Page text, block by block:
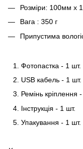
Розміри: 100мм x
Вага : 350 г
Припустима
Фотопастка - 1 шт.
USB кабель - 1 шт.
Ремінь кріплення
Інструкція - 1 шт.
Упакування - 1 шт.